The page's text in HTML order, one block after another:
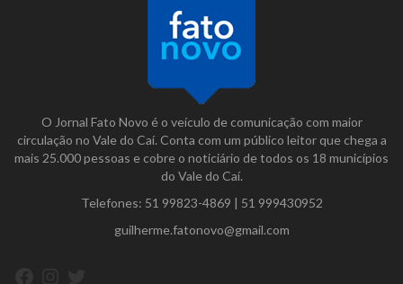
O Jornal Fato Novo é o veículo de comunicação com maior
circulação no Vale do Caí. Conta com um público leitor que chega a
mais 25.000 pessoas e cobre o noticiário de todos os 18 municípios
do Vale do Caí.
Telefones: 51 99823-4869 | 51 999430952
guilherme.fatonovo@gmail.com